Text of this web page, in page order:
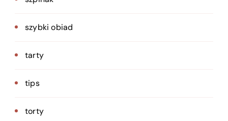
szybki obiad
tarty
tips
torty